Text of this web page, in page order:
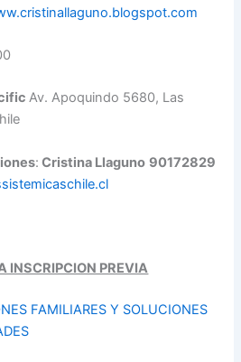
com
Av. Apoquindo 5680, Las
: Cristina Llaguno 90172829
cl
INSCRIPCION PREVIA
FAMILIARES Y SOLUCIONES